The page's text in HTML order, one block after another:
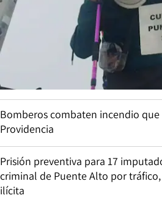
Bomberos combaten incendio que
Providencia
Prisión preventiva para 17
criminal de Puente Alto por
ilícita